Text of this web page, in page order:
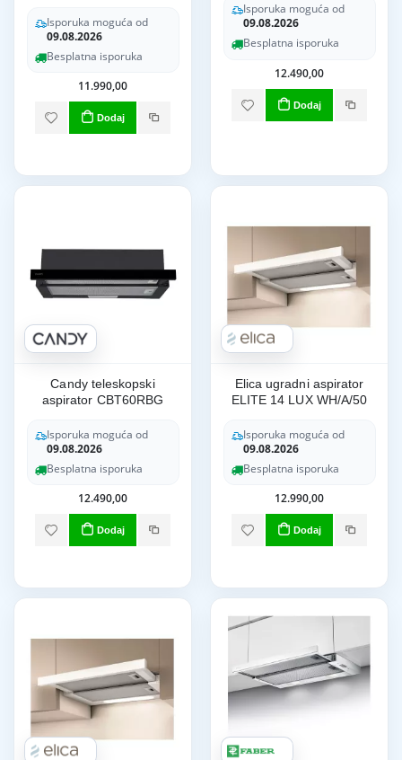
Isporuka moguća od
09.08.2026
Besplatna isporuka
11.990,00
Dodaj
Isporuka moguća od
09.08.2026
Besplatna isporuka
12.490,00
Dodaj
Candy teleskopski
aspirator CBT60RBG
Isporuka moguća od
09.08.2026
Besplatna isporuka
12.490,00
Dodaj
Elica ugradni aspirator
ELITE 14 LUX WH/A/50
Isporuka moguća od
09.08.2026
Besplatna isporuka
12.990,00
Dodaj